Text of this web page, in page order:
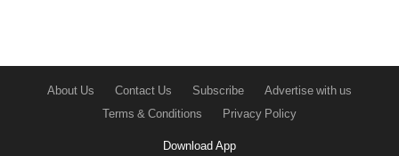
About Us Contact Us Subscribe
Advertise with us
Terms & Conditions
Privacy Policy
Download App